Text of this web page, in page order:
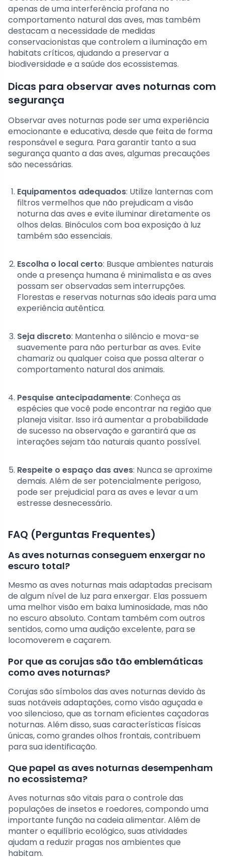
apenas de uma interferência profana no
comportamento natural das aves, mas também
destacam a necessidade de medidas
conservacionistas que controlem a iluminação em
habitats críticos, ajudando a preservar a
biodiversidade e a saúde dos ecossistemas.
Dicas para observar aves noturnas com
segurança
Observar aves noturnas pode ser uma experiência
emocionante e educativa, desde que feita de forma
responsável e segura. Para garantir tanto a sua
segurança quanto a das aves, algumas precauções
são necessárias.
Equipamentos adequados: Utilize lanternas com
filtros vermelhos que não prejudicam a visão
noturna das aves e evite iluminar diretamente os
olhos delas. Binóculos com boa exposição à luz
também são essenciais.
Escolha o local certo: Busque ambientes naturais
onde a presença humana é minimalista e as aves
possam ser observadas sem interrupções.
Florestas e reservas noturnas são ideais para uma
experiência autêntica.
Seja discreto: Mantenha o silêncio e mova-se
suavemente para não perturbar as aves. Evite
chamariz ou qualquer coisa que possa alterar o
comportamento natural dos animais.
Pesquise antecipadamente: Conheça as
espécies que você pode encontrar na região que
planeja visitar. Isso irá aumentar a probabilidade
de sucesso na observação e garantirá que as
interações sejam tão naturais quanto possível.
Respeite o espaço das aves: Nunca se aproxime
demais. Além de ser potencialmente perigoso,
pode ser prejudicial para as aves e levar a um
estresse desnecessário.
FAQ (Perguntas Frequentes)
As aves noturnas conseguem enxergar no
escuro total?
Mesmo as aves noturnas mais adaptadas precisam
de algum nível de luz para enxergar. Elas possuem
uma melhor visão em baixa luminosidade, mas não
no escuro absoluto. Contam também com outros
sentidos, como uma audição excelente, para se
locomoverem e caçarem.
Por que as corujas são tão emblemáticas
como aves noturnas?
Corujas são símbolos das aves noturnas devido às
suas notáveis adaptações, como visão aguçada e
voo silencioso, que as tornam eficientes caçadoras
noturnas. Além disso, suas características físicas
únicas, como grandes olhos frontais, contribuem
para sua identificação.
Que papel as aves noturnas desempenham
no ecossistema?
Aves noturnas são vitais para o controle das
populações de insetos e roedores, compondo uma
importante função na cadeia alimentar. Além de
manter o equilíbrio ecológico, suas atividades
ajudam a reduzir pragas nos ambientes que
habitam.